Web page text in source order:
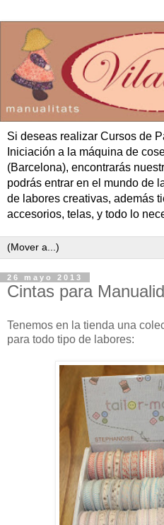
Si deseas realizar Cursos de
Iniciación a la máquina de
(Barcelona), encontrarás
podrás entrar en el mundo de
de labores creativas, además
accesorios, telas, y todo lo
26 mayo 2013
Cintas para
Tenemos en la tienda una
para todo tipo de labores: